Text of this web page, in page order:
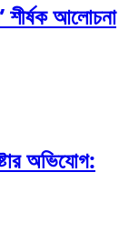
শীর্ষক আলোচনা
অভিযোগ: